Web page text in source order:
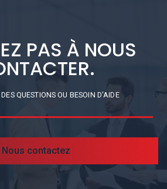
PAS À NOUS
QUESTIONS OU BESOIN D'AIDE
Nous contactez